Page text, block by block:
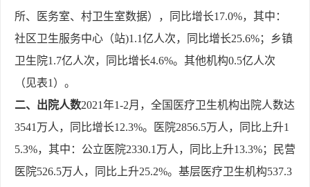
所、医务室、村卫生室数据），同比增长17.0%，其中：
社区卫生服务中心（站)1.1亿人次，同比增长25.6%；乡镇
卫生院1.7亿人次，同比增长4.6%。其他机构0.5亿人次
（见表1）。
二、出院人数2021年1-2月，全国医疗卫生机构出院人数达
3541万人，同比增长12.3%。医院2856.5万人，同比上升1
5.3%，其中：公立医院2330.1万人，同比上升13.3%；民营
医院526.5万人，同比上升25.2%。基层医疗卫生机构537.3